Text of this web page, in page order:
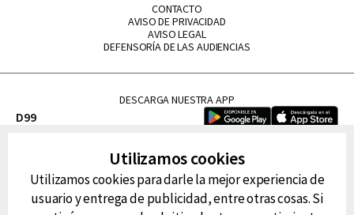
CONTACTO
AVISO DE PRIVACIDAD
AVISO LEGAL
DEFENSORÍA DE LAS AUDIENCIAS
DESCARGA NUESTRA APP
D99
FM Tu
RG Deportiva
Utilizamos cookies
Utilizamos cookies para darle la mejor experiencia de
usuario y entrega de publicidad, entre otras cosas. Si